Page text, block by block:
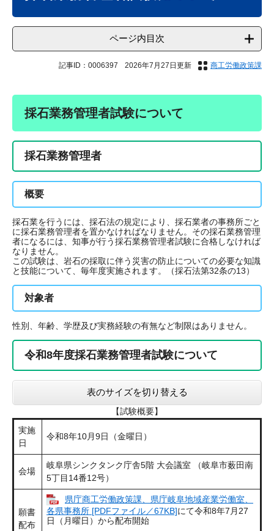
ページ内目次
記事ID：0006397 2026年7月27日更新 商工労働政策課
採石業務管理者試験について
採石業務管理者
概要
採石業を行うには、採石法の規定により、採石業者の事務所ごと
に採石業務管理者を置かなければなりません。その採石業務管理
者になるには、知事が行う採石業務管理者試験に合格しなければ
なりません。
この試験は、岩石の採取に伴う災害の防止についての必要な知識
と技能について、毎年度実施されます。（採石法第32条の13）
対象者
性別、年齢、学歴及び実務経験の有無など制限はありません。
令和8年度採石業務管理者試験について
表のサイズを切り替える
【試験概要】
実施
日
令和8年10月9日（金曜日）
会場
岐阜県シンクタンク庁舎5階 大会議室 （岐阜市薮田南
5丁目14番12号）
願書
配布
県庁商工労働政策課、県庁岐阜地域産業労働室、
各県事務所 [PDFファイル／67KB]にて令和8年7月27
日（月曜日）から配布開始